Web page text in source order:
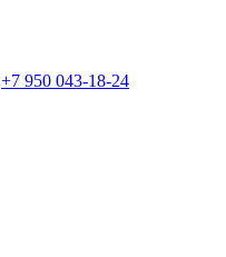
+7 950 043-18-24